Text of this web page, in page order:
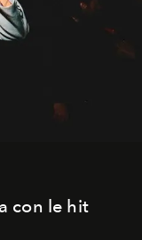
con le hit